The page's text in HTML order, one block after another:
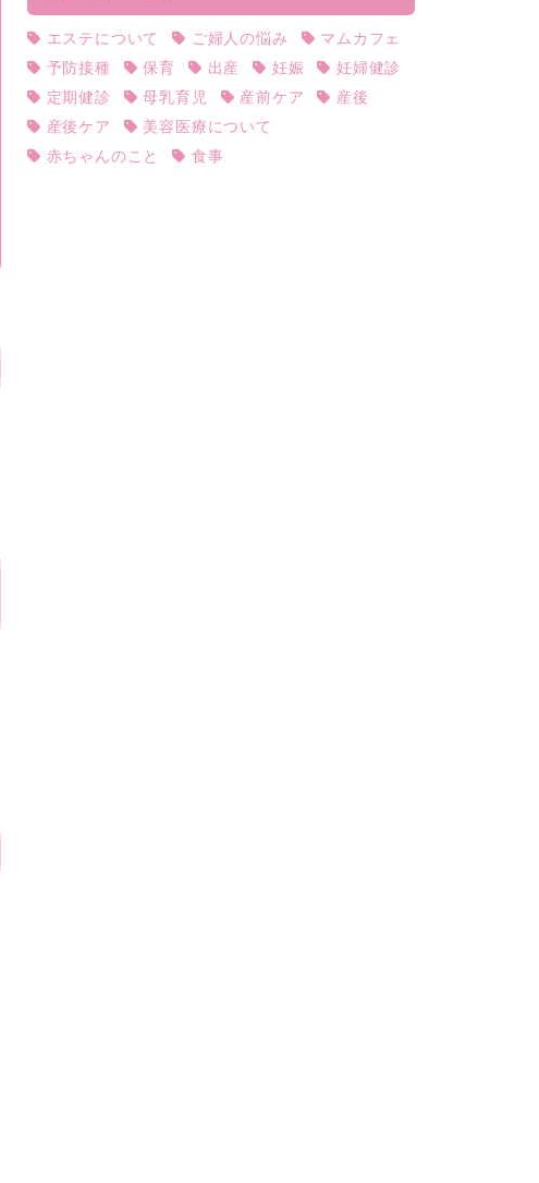
エステについて ご婦人の悩み
マムカフェ
予防接種
保育 出産 妊娠
妊婦健診
定期健診
母乳育児 産前ケア
産後
産後ケア
美容医療について
赤ちゃんのこと
食事